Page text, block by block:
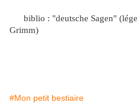
biblio : "deutsche Sagen"
Grimm)
#Mon petit bestiaire